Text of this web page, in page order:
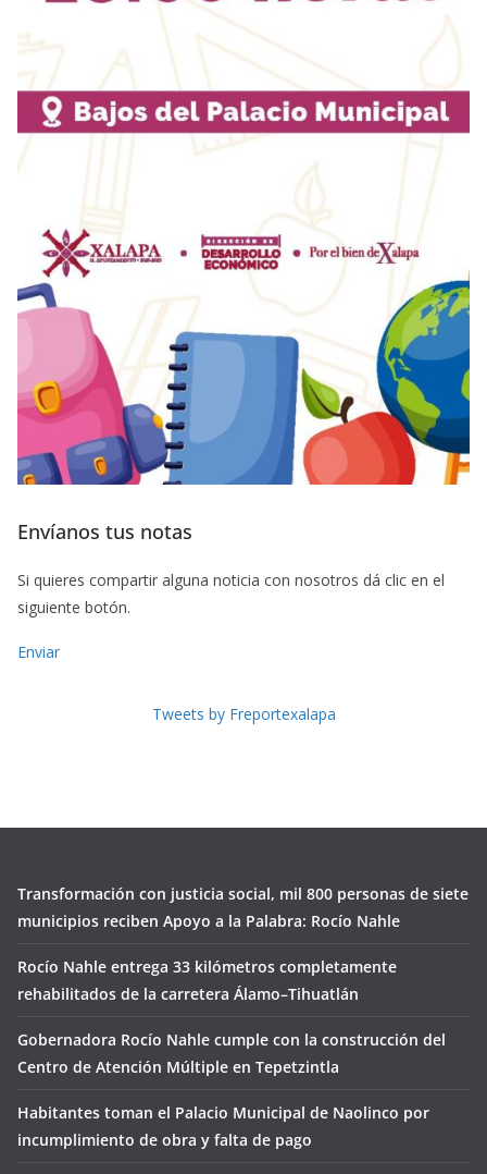
Envíanos tus notas
Si quieres compartir alguna noticia con nosotros dá clic en el
siguiente botón.
Enviar
Tweets by Freportexalapa
Transformación con justicia social, mil 800 personas de siete
municipios reciben Apoyo a la Palabra: Rocío Nahle
Rocío Nahle entrega 33 kilómetros completamente
rehabilitados de la carretera Álamo–Tihuatlán
Gobernadora Rocío Nahle cumple con la construcción del
Centro de Atención Múltiple en Tepetzintla
Habitantes toman el Palacio Municipal de Naolinco por
incumplimiento de obra y falta de pago